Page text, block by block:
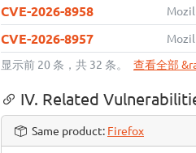
CVE-2026-8958
CVE-2026-8957
显示前 20 条，共 32 条。
查看全部
IV. Related
Same product: Firefox